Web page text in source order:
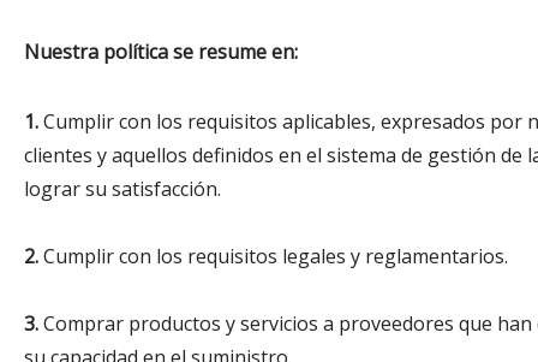
Nuestra política se resume en:
1.Cumplir con los requisitos aplicables, expresados por
clientes y aquellos definidos en el sistema de gestión de
lograr su satisfacción.
2.Cumplir con los requisitos legales y reglamentarios.
3.Comprar productos y servicios a proveedores que